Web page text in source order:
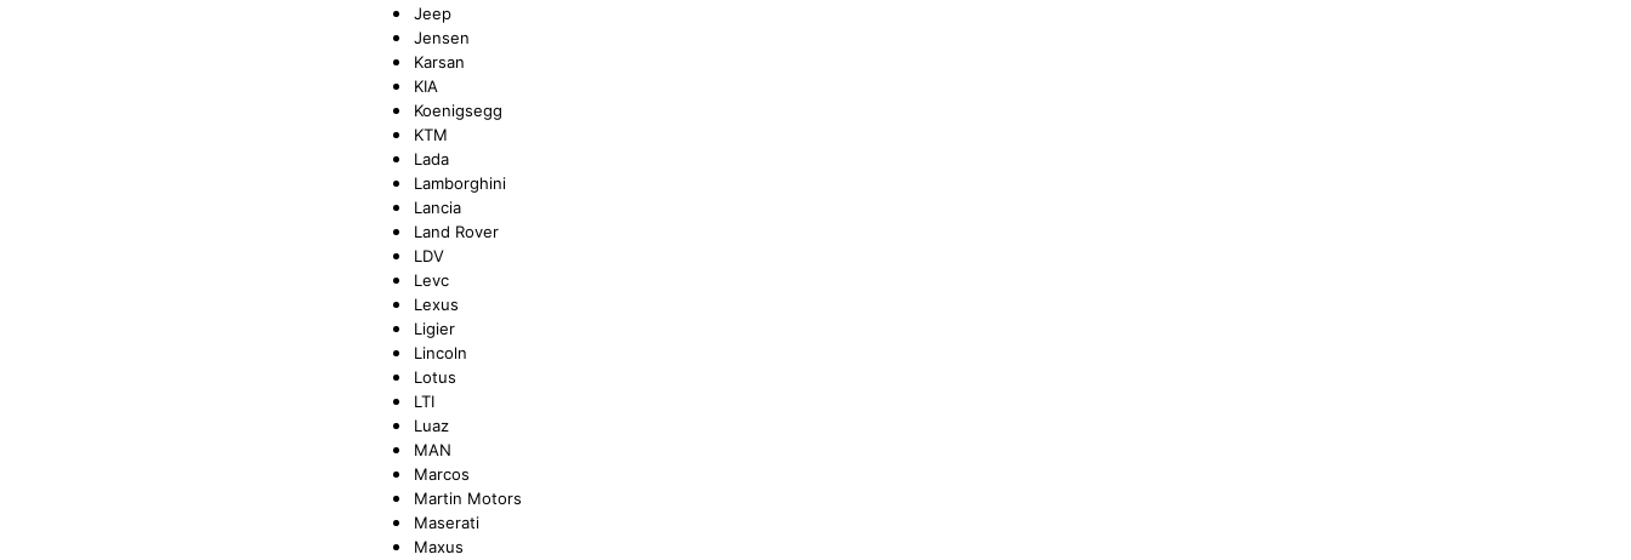
Jeep
Jensen
Karsan
KIA
Koenigsegg
KTM
Lada
Lamborghini
Lancia
Land Rover
LDV
Levc
Lexus
Ligier
Lincoln
Lotus
LTI
Luaz
MAN
Marcos
Martin Motors
Maserati
Maxus